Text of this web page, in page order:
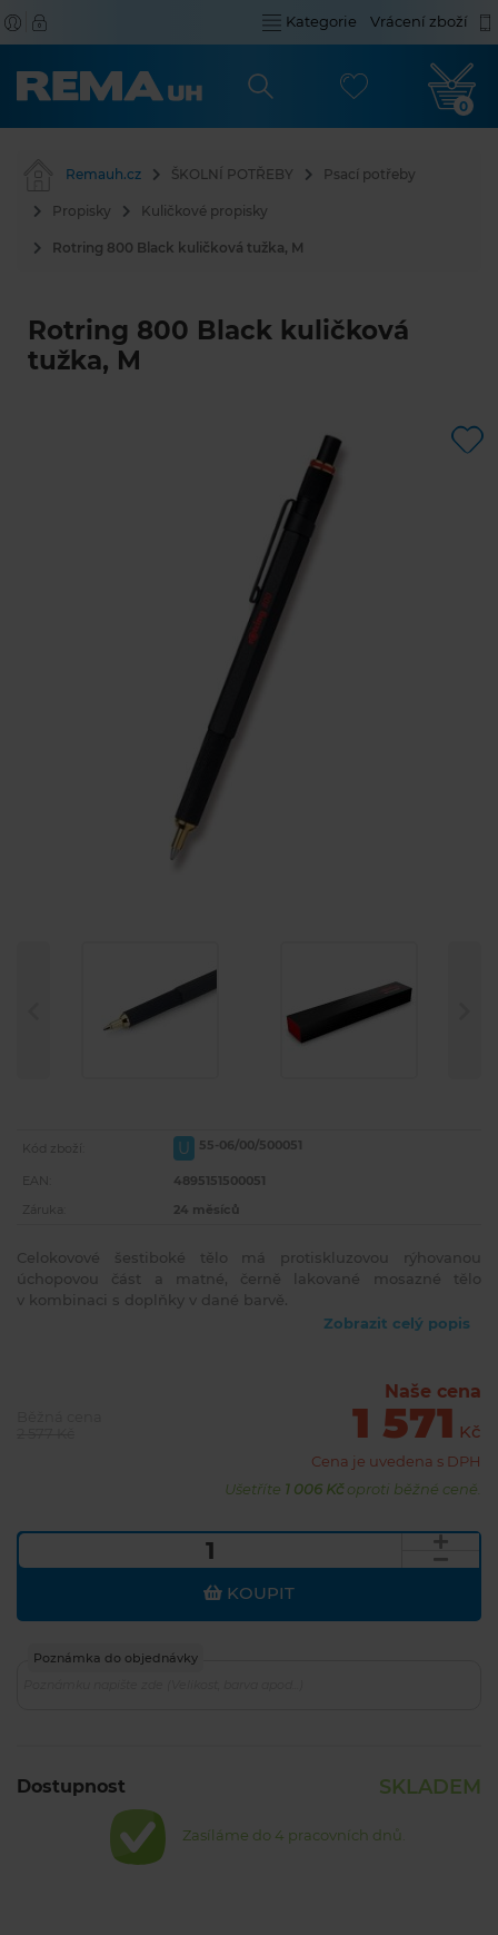
Kategorie Vrácení zboží
0
Remauh.cz ŠKOLNÍ POTŘEBY Psací potřeby
Propisky Kuličkové propisky
Rotring 800 Black kuličková tužka, M
Rotring 800 Black kuličková
tužka, M
Kód zboží: U 55-06/00/500051
EAN:
4895151500051
Záruka:
24 měsíců
Celokovové šestiboké tělo má protiskluzovou rýhovanou
úchopovou část a matné, černě lakované mosazné tělo
v kombinaci s doplňky v dané barvě.
Zobrazit celý popis
Naše cena
1 571 Kč
Cena je uvedena s DPH
Ušetříte 1 006 Kčoproti běžné ceně.
KOUPIT
Poznámka do objednávky
Dostupnost SKLADEM
Zasíláme do 4 pracovních dnů.